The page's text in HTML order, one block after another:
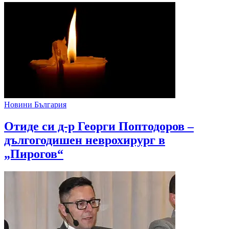
Новини България
Отиде си д-р Георги Поптодоров –
дългогодишен неврохирург в
„Пирогов“